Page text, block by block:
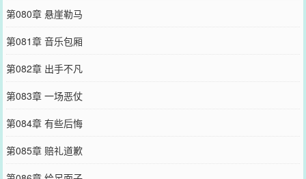
第080章 悬崖勒马
第081章 音乐包厢
第082章 出手不凡
第083章 一场恶仗
第084章 有些后悔
第085章 赔礼道歉